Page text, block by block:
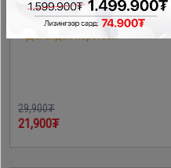
TP-Link WN725N
Дагалдах хэрэгсэл
29,900₮
21,900₮